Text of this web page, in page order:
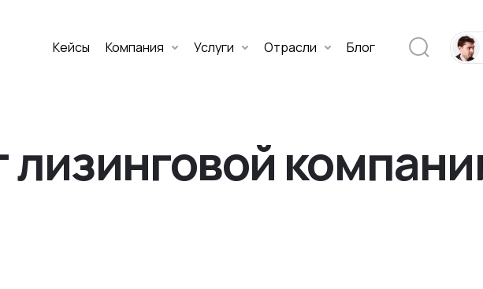
Кейсы Компания Услуги Отрасли Блог
Оставить заявку
лизинговой